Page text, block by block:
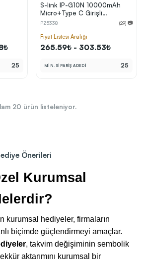
25
S-link IP-G10N 10000mAh
Micro+Type C Girişli
Powerbank Beyaz Taşınabilir
PZ5338 (29) 📷
Fiyat Listesi Aralığı
265.59₺ - 303.53₺
MİN. SİPARİŞ ADEDİ 25
20 ürün listeleniyor.
Önerileri
Kurumsal
kurumsal hediyeler, firmaların
biçimde güçlendirmeyi amaçlar.
, takvim değişiminin sembolik
aktarımını kurumsal bir